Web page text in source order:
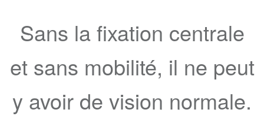
Sans la fixation centrale
et sans mobilité, il ne peut
y avoir de vision normale.